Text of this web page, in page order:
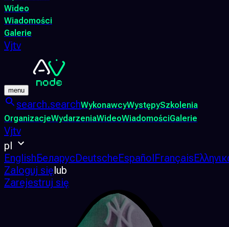
Wideo
Wiadomości
Galerie
Vjtv
menu
search.searchWykonawcyWystępySzkolenia
OrganizacjeWydarzeniaWideoWiadomościGalerie
Vjtv
pl
EnglishБеларусDeutscheEspañolFrançais
Zaloguj sięlub
Zarejestruj się